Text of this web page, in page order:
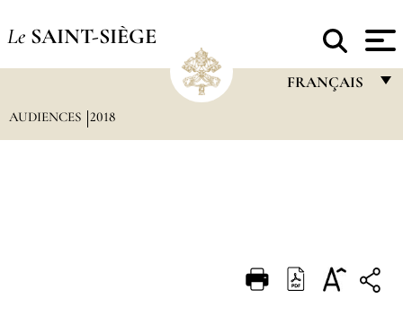
Le SAINT-SIÈGE
FRANÇAIS
DEUTSCH
AUDIENCES 2018